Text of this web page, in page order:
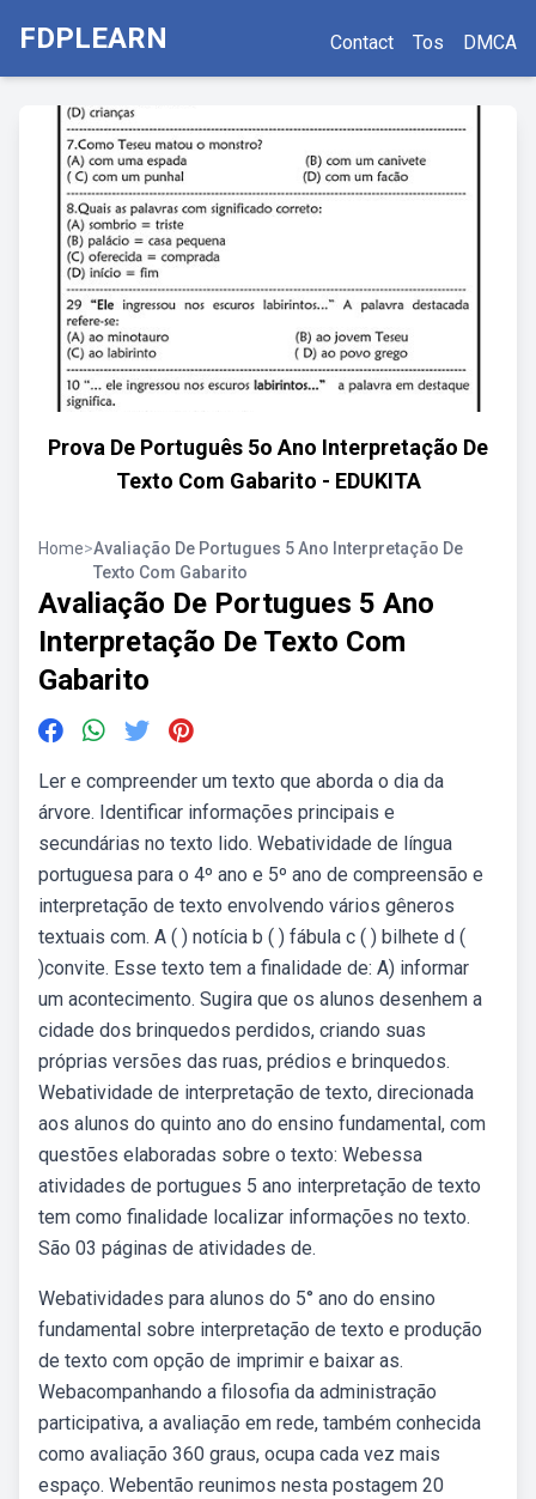
FDPLEARN Contact Tos DMCA
Prova De Português 5o Ano Interpretação De
Texto Com Gabarito - EDUKITA
Home>Avaliação De Portugues 5 Ano Interpretação De
Texto Com Gabarito
Avaliação De Portugues 5 Ano
Interpretação De Texto Com
Gabarito
Ler e compreender um texto que aborda o dia da
árvore. Identificar informações principais e
secundárias no texto lido. Webatividade de língua
portuguesa para o 4º ano e 5º ano de compreensão e
interpretação de texto envolvendo vários gêneros
textuais com. A ( ) notícia b ( ) fábula c ( ) bilhete d (
)convite. Esse texto tem a finalidade de: A) informar
um acontecimento. Sugira que os alunos desenhem a
cidade dos brinquedos perdidos, criando suas
próprias versões das ruas, prédios e brinquedos.
Webatividade de interpretação de texto, direcionada
aos alunos do quinto ano do ensino fundamental, com
questões elaboradas sobre o texto: Webessa
atividades de portugues 5 ano interpretação de texto
tem como finalidade localizar informações no texto.
São 03 páginas de atividades de.
Webatividades para alunos do 5° ano do ensino
fundamental sobre interpretação de texto e produção
de texto com opção de imprimir e baixar as.
Webacompanhando a filosofia da administração
participativa, a avaliação em rede, também conhecida
como avaliação 360 graus, ocupa cada vez mais
espaço. Webentão reunimos nesta postagem 20